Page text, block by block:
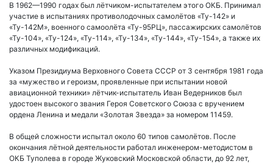
В 1962—1990 годах был лётчиком-испытателем этого ОКБ. Принимал
участие в испытаниях противолодочных самолётов «Ту-142» и
«Ту-142М», военного самоолёта «Ту-95РЦ», пассажирских самолётов
«Ту-104», «Ту-124», «Ту-114», «Ту-134», «Ту-144», «Ту-154», а также их
различных модификаций.
Указом Президиума Верховного Совета СССР от 3 сентября 1981 года
за «мужество и героизм, проявленные при испытании новой
авиационной техники» лётчик-испытатель Иван Ведерников был
удостоен высокого звания Героя Советского Союза с вручением
ордена Ленина и медали «Золотая Звезда» за номером 11459.
В общей сложности испытал около 60 типов самолётов. После
окончания лётной деятельности работал инженером-методистом в
ОКБ Туполева в городе Жуковский Московской области, до 92 лет,